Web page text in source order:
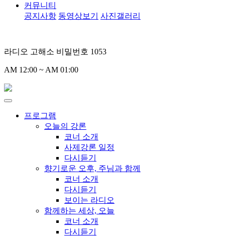
커뮤니티
공지사항 동영상보기 사진갤러리
라디오 고해소 비밀번호 1053
AM 12:00 ~ AM 01:00
프로그램
오늘의 강론
코너 소개
사제강론 일정
다시듣기
향기로운 오후, 주님과 함께
코너 소개
다시듣기
보이는 라디오
함께하는 세상, 오늘
코너 소개
다시듣기